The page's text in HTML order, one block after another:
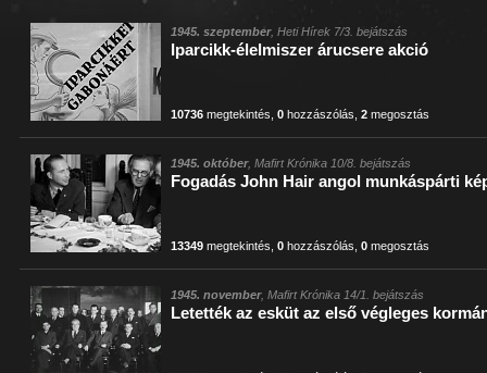
államosítás
Állatkert
Anschluss
antant
antant
április 4.
arisztokrácia
Abe Nobuyuki
Aczél György
Ady Endre
Agárdi Gábor
Ágotai Géza, dr.
Albert Ferenc
Albert Ferenc
Abony
Ácsteszér
Adua
Afrika
Alag
Albánia
1945. szeptember, Heti Hírek 7/3. bejátszás
Iparcikk-élelmiszer árucsere akció
10736 megtekintés ,0 hozzászólás ,2 megosztás
1945. október, Mafirt Krónika 10/8. bejátszás
Fogadás John Hair angol munkáspárti
13349 megtekintés ,0 hozzászólás ,0 megosztás
1945. november, Mafirt Krónika 14/1. bejátszás
Letették az esküt az első végleges